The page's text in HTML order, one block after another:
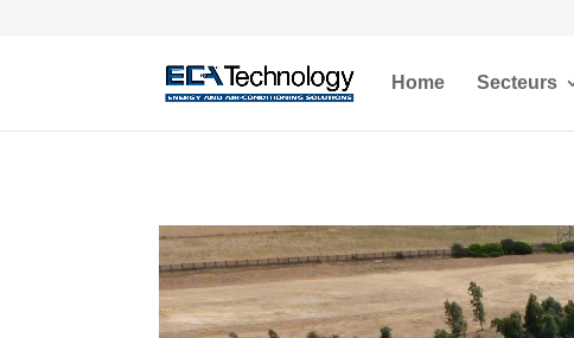
Home Secteurs